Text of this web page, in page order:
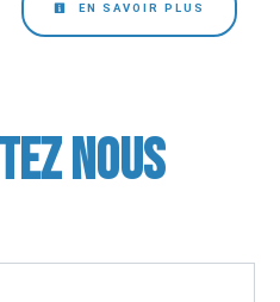
EN SAVOIR PLUS
nous